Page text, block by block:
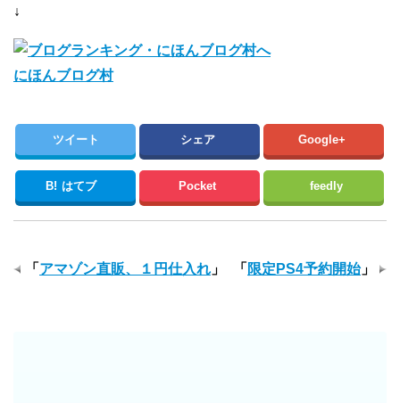
↓
にほんブログ村
ツイート シェア Google+
B! はてブ Pocket feedly
「 限定PS4予約開始」
「 アマゾン直販、１円仕入れ 」